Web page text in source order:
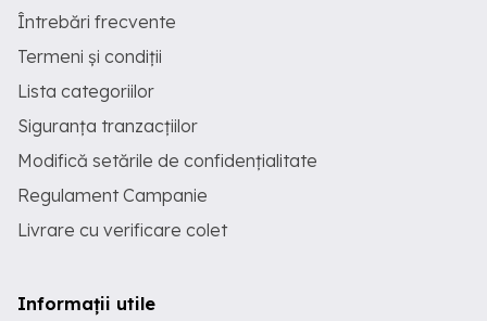
Întrebări frecvente
Termeni și condiții
Lista categoriilor
Siguranța tranzacțiilor
Modifică setările de confidențialitate
Regulament Campanie
Livrare cu verificare colet
Informații utile